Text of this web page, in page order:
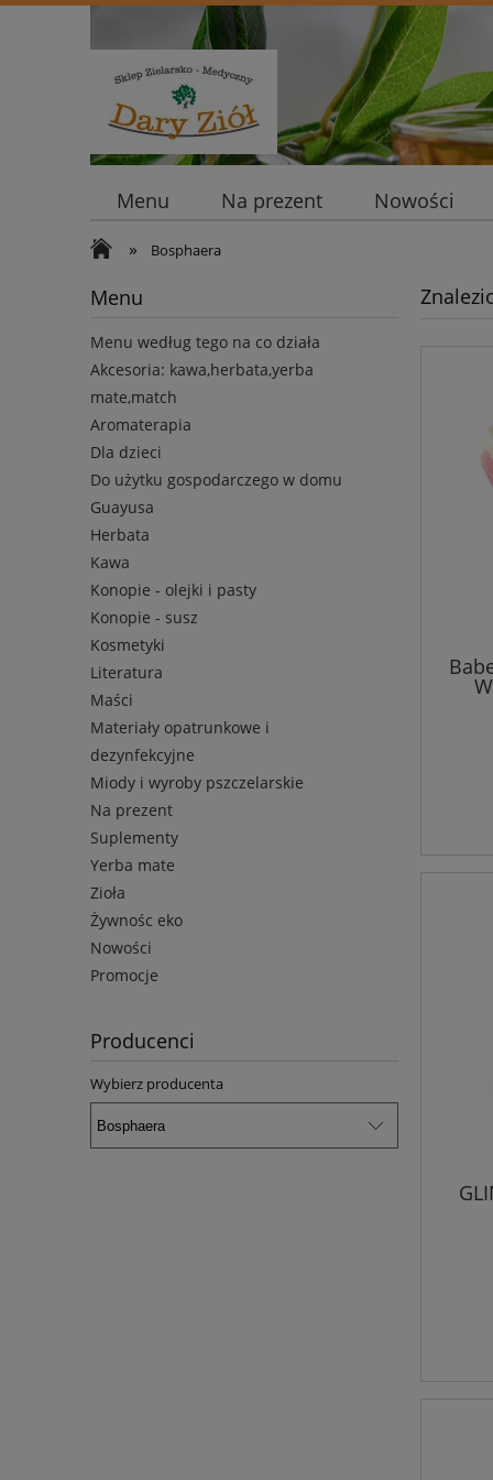
Menu Na prezent Nowości
» Bosphaera
Menu
Menu według tego na co działa
Akcesoria: kawa,herbata,yerba
mate,match
Aromaterapia
Dla dzieci
Do użytku gospodarczego w domu
Guayusa
Herbata
Kawa
Konopie - olejki i pasty
Konopie - susz
Kosmetyki
Literatura
Maści
Materiały opatrunkowe i
dezynfekcyjne
Miody i wyroby pszczelarskie
Na prezent
Suplementy
Yerba mate
Zioła
Żywnośc eko
Nowości
Promocje
Producenci
Wybierz producenta